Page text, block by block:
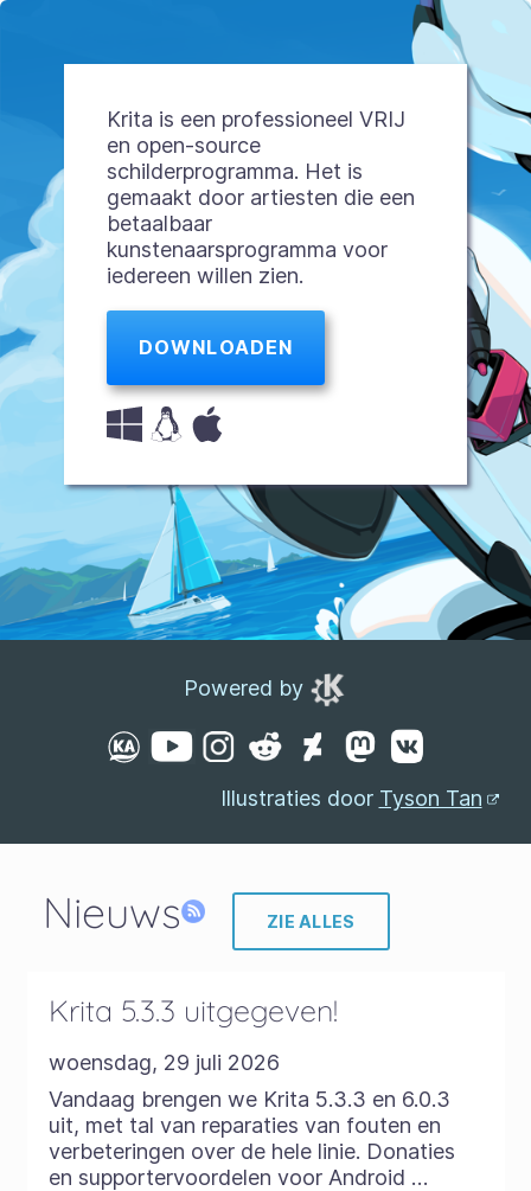
Krita is een professioneel VRIJ
en open-source
schilderprogramma. Het is
gemaakt door artiesten die een
betaalbaar
kunstenaarsprogramma voor
iedereen willen zien.
DOWNLOADEN
Powered by
Illustraties door Tyson Tan
Nieuws ZIE ALLES
Krita 5.3.3 uitgegeven!
woensdag, 29 juli 2026
Vandaag brengen we Krita 5.3.3 en 6.0.3
uit, met tal van reparaties van fouten en
verbeteringen over de hele linie. Donaties
en supportervoordelen voor Android …